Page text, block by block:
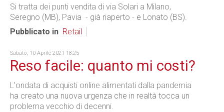
Si tratta dei punti vendita di via Solari a Milano,
Seregno (MB), Pavia - già riaperto - e Lonato (BS).
Pubblicato in Retail
Sabato, 10 Aprile 2021 18:25
Reso facile: quanto mi costi?
L'ondata di acquisti online alimentati dalla pandemia
ha creato una nuova urgenza che in realtà tocca un
problema vecchio di decenni.